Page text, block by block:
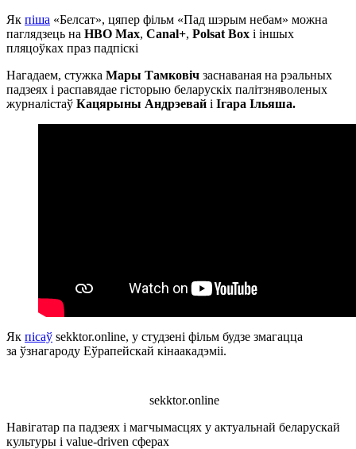
Як піша «Белсат», цяпер фільм «Пад шэрым небам» можна
паглядзець на HBO Max, Canal+, Polsat Box і іншых
пляцоўках праз падпіскі
Нагадаем, стужка Мары Тамковіч заснаваная на рэальных
падзеях і распавядае гісторыю беларускіх палітзняволеных
журналістаў Кацярыны Андрэевай і Ігара Ільяша.
Як пісаў sekktor.online, у студзені фільм будзе змагацца
за ўзнагароду Еўрапейскай кінаакадэміі.
sekktor.online
Навігатар па падзеях і магчымасцях у актуальнай беларускай
культуры і value-driven сферах